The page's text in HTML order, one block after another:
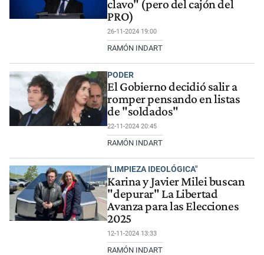
clavo" (pero del cajón del
PRO)
26-11-2024 19:00
RAMÓN INDART
PODER
El Gobierno decidió salir a
romper pensando en listas
de "soldados"
22-11-2024 20:45
RAMÓN INDART
"LIMPIEZA IDEOLÓGICA"
Karina y Javier Milei buscan
"depurar" La Libertad
Avanza para las Elecciones
2025
12-11-2024 13:33
RAMÓN INDART